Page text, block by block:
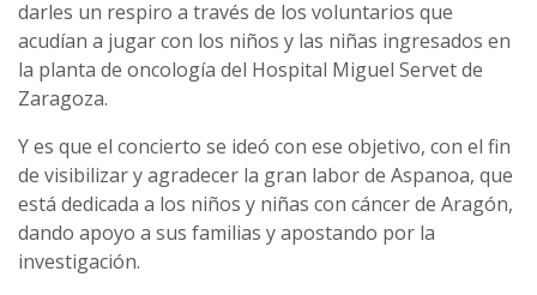
darles un respiro a través de los voluntarios que
acudían a jugar con los niños y las niñas ingresados en
la planta de oncología del Hospital Miguel Servet de
Zaragoza.
Y es que el concierto se ideó con ese objetivo, con el fin
de visibilizar y agradecer la gran labor de Aspanoa, que
está dedicada a los niños y niñas con cáncer de Aragón,
dando apoyo a sus familias y apostando por la
investigación.